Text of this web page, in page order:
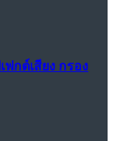
ฟกต์เสียง กรอง